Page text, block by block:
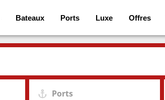
Bateaux Ports Luxe Offres
Ports